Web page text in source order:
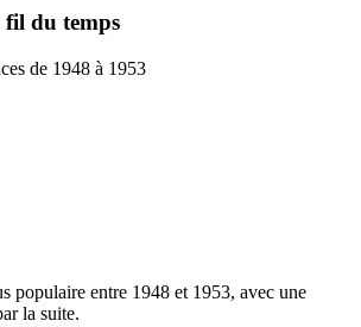
du temps
de 1948 à 1953
populaire entre 1948 et 1953, avec une
la suite.